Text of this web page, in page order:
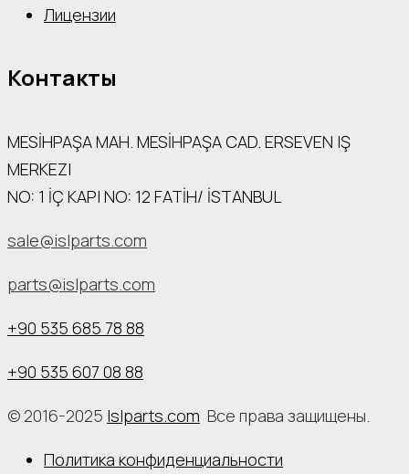
Лицензии
Контакты
MESİHPAŞA МАН. MESİHPAŞA CAD. ERSEVEN IŞ
MERKEZI
NO: 1 İÇ КАРI NO: 12 FATİH/ İSTANBUL
sale@islparts.com
parts@islparts.com
+90 535 685 78 88
+90 535 607 08 88
© 2016-2025 Islparts.com Все права защищены.
Политика конфиденциальности